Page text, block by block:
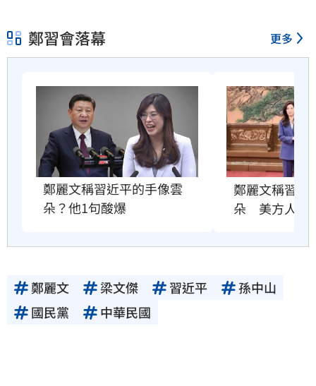
鄭習會落幕 更多
鄭麗文稱習近平的手像雲
朵？他1句酸爆
鄭麗文稱習近
朵　美方人員
鄭麗文 梁文傑 習近平
孫中山
國民黨
中華民國